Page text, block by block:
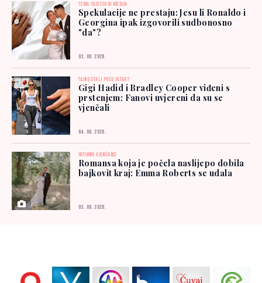
TEMA SVJETSKIH MEDIJA
Spekulacije ne prestaju: Jesu li Ronaldo i
Georgina ipak izgovorili sudbonosno
"da"?
03. 08. 2026.
TAJNO STALI PRED OLTAR?
Gigi Hadid i Bradley Cooper viđeni s
prstenjem: Fanovi uvjereni da su se
vjenčali
04. 08. 2026.
INTIMNO VJENČANJE
Romansa koja je počela naslijepo dobila
bajkovit kraj: Emma Roberts se udala
03. 08. 2026.